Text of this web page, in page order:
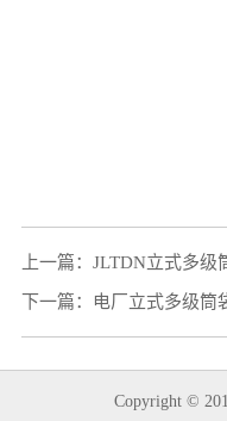
上一篇： JLTDN立式多级
下一篇： 电厂立式多级筒
Copyright ©